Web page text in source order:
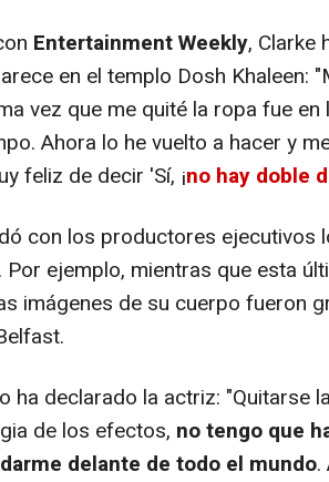
Entertainment Weekly, Clarke
en el templo Dosh Khaleen:
vez que me quité la ropa fue en
Ahora lo he vuelto a hacer y
feliz de decir 'Sí, ¡no hay doble
con los productores ejecutivos
ejemplo, mientras que esta
imágenes de su cuerpo fueron
ha declarado la actriz: "Quitarse
de los efectos, no tengo que
delante de todo el mundo.